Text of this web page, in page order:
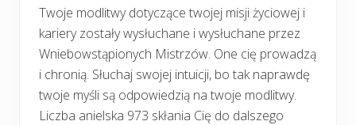
Twoje modlitwy dotyczące twojej misji życiowej i
kariery zostały wysłuchane i wysłuchane przez
Wniebowstąpionych Mistrzów. One cię prowadzą
i chronią. Słuchaj swojej intuicji, bo tak naprawdę
twoje myśli są odpowiedzią na twoje modlitwy.
Liczba anielska 973 skłania Cię do dalszego